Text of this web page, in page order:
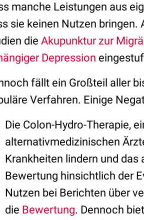
manche Leistungen aus
sie keinen Nutzen
die Akupunktur zur
Depression
fällt ein Großteil aller
Verfahren. Einige
Die Colon-Hydro-Therapie,
alternativmedizinischen
Krankheiten lindern und
Bewertung hinsichtlich der
Nutzen bei Berichten über
die Bewertung. Dennoch